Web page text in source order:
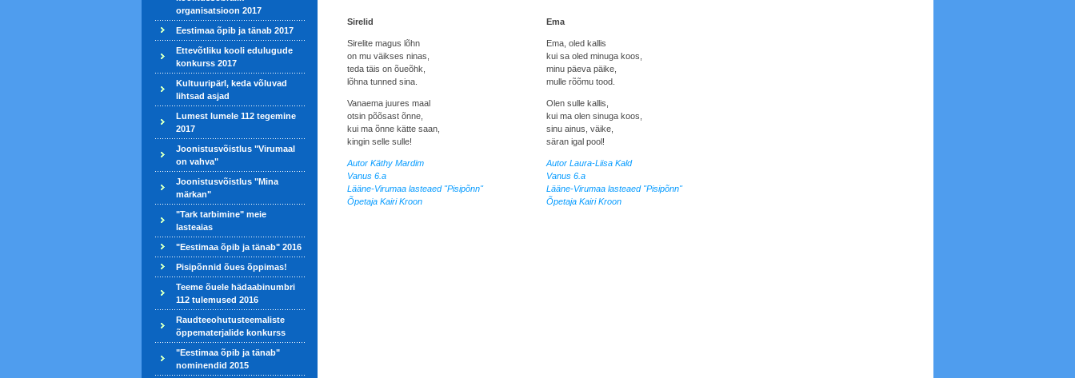
organisatsioon 2017
Eestimaa õpib ja tänab 2017
Ettevõtliku kooli edulugude
konkurss 2017
Kultuuripärl, keda võluvad
lihtsad asjad
Lumest lumele 112 tegemine
2017
Joonistusvõistlus "Virumaal
on vahva"
Joonistusvõistlus "Mina
märkan"
"Tark tarbimine" meie
lasteaias
"Eestimaa õpib ja tänab" 2016
Pisipõnnid õues õppimas!
Teeme õuele hädaabinumbri
112 tulemused 2016
Raudteeohutusteemaliste
õppematerjalide konkurss
"Eestimaa õpib ja tänab"
nominendid 2015
Sirelid
Sirelite magus lõhn
on mu väikses ninas,
teda täis on õueõhk,
lõhna tunned sina.
Vanaema juures maal
otsin põõsast õnne,
kui ma õnne kätte saan,
kingin selle sulle!
Autor Käthy Mardim
Vanus 6.a
Lääne-Virumaa lasteaed "Pisipõnn"
Õpetaja Kairi Kroon
Ema
Ema, oled kallis
kui sa oled minuga koos,
minu päeva päike,
mulle rõõmu tood.
Olen sulle kallis,
kui ma olen sinuga koos,
sinu ainus, väike,
säran igal pool!
Autor Laura-Liisa Kald
Vanus 6.a
Lääne-Virumaa lasteaed "Pisipõnn"
Õpetaja Kairi Kroon